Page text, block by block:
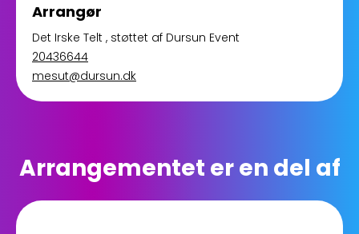
Arrangør
Det Irske Telt , støttet af Dursun Event
20436644
mesut@dursun.dk
Arrangementet er en del af